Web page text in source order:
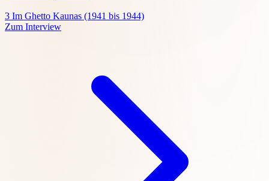
3 Im Ghetto Kaunas (1941 bis 1944)
Zum Interview